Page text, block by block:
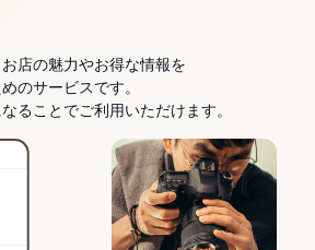
店の魅力やお得な情報を
のサービスです。
ることでご利用いただけます。